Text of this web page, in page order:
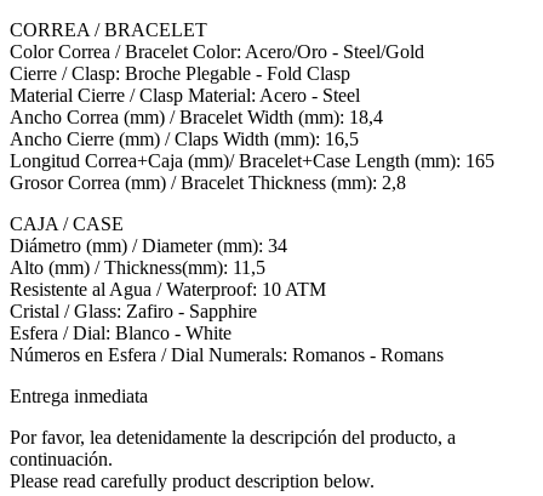
CORREA / BRACELET
Color Correa / Bracelet Color: Acero/Oro - Steel/Gold
Cierre / Clasp: Broche Plegable - Fold Clasp
Material Cierre / Clasp Material: Acero - Steel
Ancho Correa (mm) / Bracelet Width (mm): 18,4
Ancho Cierre (mm) / Claps Width (mm): 16,5
Longitud Correa+Caja (mm)/ Bracelet+Case Length (mm): 165
Grosor Correa (mm) / Bracelet Thickness (mm): 2,8
CAJA / CASE
Diámetro (mm) / Diameter (mm): 34
Alto (mm) / Thickness(mm): 11,5
Resistente al Agua / Waterproof: 10 ATM
Cristal / Glass: Zafiro - Sapphire
Esfera / Dial: Blanco - White
Números en Esfera / Dial Numerals: Romanos - Romans
Entrega inmediata
Por favor, lea detenidamente la descripción del producto, a
continuación.
Please read carefully product description below.